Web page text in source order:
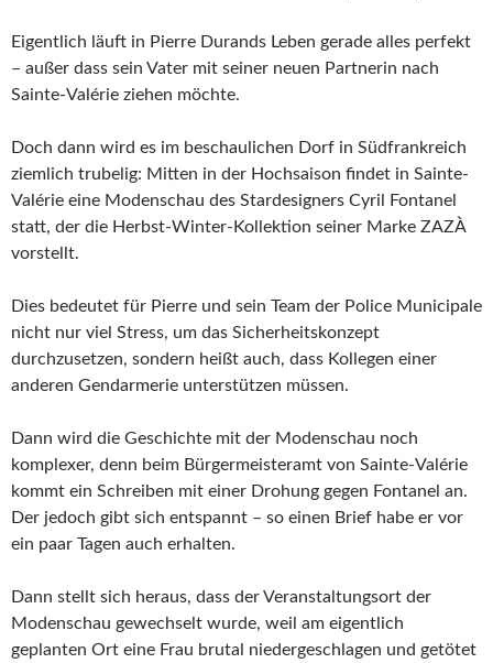
Eigentlich läuft in Pierre Durands Leben gerade alles perfekt
– außer dass sein Vater mit seiner neuen Partnerin nach
Sainte-Valérie ziehen möchte.
Doch dann wird es im beschaulichen Dorf in Südfrankreich
ziemlich trubelig: Mitten in der Hochsaison findet in Sainte-
Valérie eine Modenschau des Stardesigners Cyril Fontanel
statt, der die Herbst-Winter-Kollektion seiner Marke ZAZÀ
vorstellt.
Dies bedeutet für Pierre und sein Team der Police Municipale
nicht nur viel Stress, um das Sicherheitskonzept
durchzusetzen, sondern heißt auch, dass Kollegen einer
anderen Gendarmerie unterstützen müssen.
Dann wird die Geschichte mit der Modenschau noch
komplexer, denn beim Bürgermeisteramt von Sainte-Valérie
kommt ein Schreiben mit einer Drohung gegen Fontanel an.
Der jedoch gibt sich entspannt – so einen Brief habe er vor
ein paar Tagen auch erhalten.
Dann stellt sich heraus, dass der Veranstaltungsort der
Modenschau gewechselt wurde, weil am eigentlich
geplanten Ort eine Frau brutal niedergeschlagen und getötet